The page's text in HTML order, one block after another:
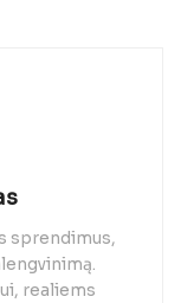
sprendimus,
realiems